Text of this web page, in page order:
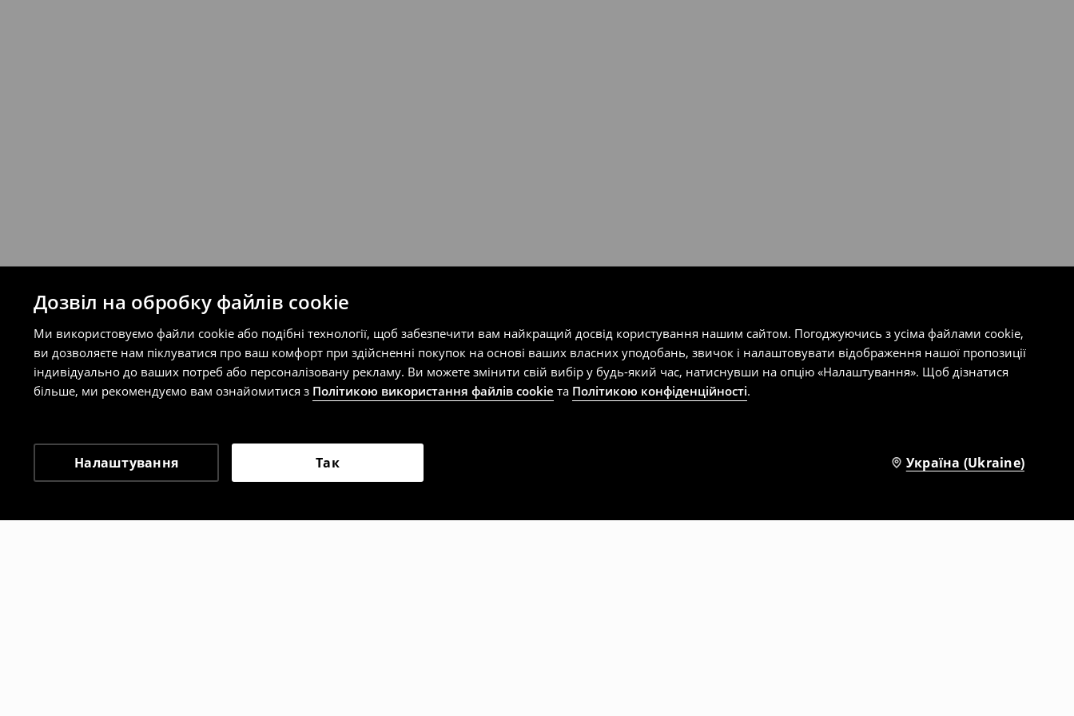
Дозвіл на обробку файлів cookie
Ми використовуємо файли cookie або подібні технології, щоб забезпечити вам найкращий досвід користування нашим сайтом. Погоджуючись з усіма файлами cookie,
ви дозволяєте нам піклуватися про ваш комфорт при здійсненні покупок на основі ваших власних уподобань, звичок і налаштовувати відображення нашої пропозиції
індивідуально до ваших потреб або персоналізовану рекламу. Ви можете змінити свій вибір у будь-який час, натиснувши на опцію «Налаштування». Щоб дізнатися
більше, ми рекомендуємо вам ознайомитися з Політикою використання файлів cookie та Політикою конфіденційності.
Налаштування Так Україна (Ukraine)